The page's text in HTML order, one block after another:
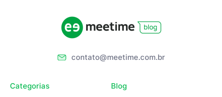
contato@meetime.com.br
Categorias Blog